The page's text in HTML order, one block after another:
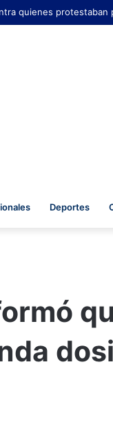
quienes protestaban
Deportes